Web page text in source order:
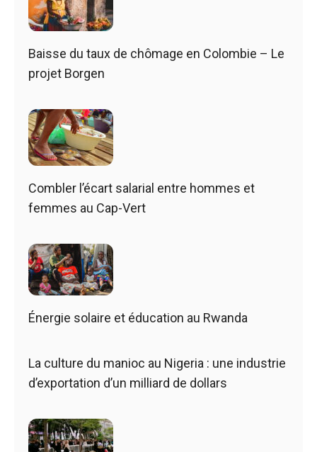
Baisse du taux de chômage en Colombie – Le
projet Borgen
Combler l’écart salarial entre hommes et
femmes au Cap-Vert
Énergie solaire et éducation au Rwanda
La culture du manioc au Nigeria : une industrie
d’exportation d’un milliard de dollars